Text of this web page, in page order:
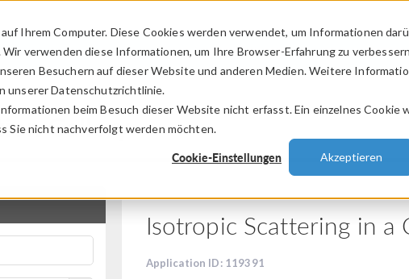
Ihrem Computer. Diese Cookies werden verwendet, um Informationen
verwenden diese Informationen, um Ihre Browser-Erfahrung zu
Besuchern auf dieser Website und anderen Medien. Weitere
unserer Datenschutzrichtlinie.
beim Besuch dieser Website nicht erfasst. Ein einzelnes Cookie
Sie nicht nachverfolgt werden möchten.
Cookie-Einstellungen Akzeptieren
PRODUKTE BRANCHEN
Gallery
Isotropic Scattering in a
Application ID: 119391